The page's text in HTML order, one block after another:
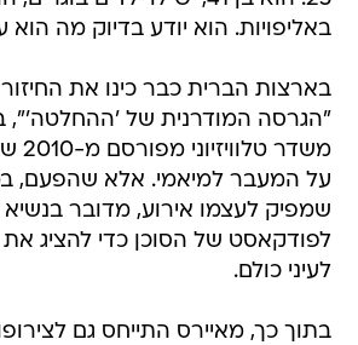
באליפויות. הוא יודע בדיוק מה הוא
בארצות הברית כבר כינו את
"הגרסה המודרנית של 'ההחלטה'",
על המעבר למיאמי. אלא שהפעם,
שמפיק לעצמו אירוע, מדובר בנשיא
לפודקאסט של הסוכן כדי להציג
לעיני כולם.
בתוך כך, מאיירס התייחס גם